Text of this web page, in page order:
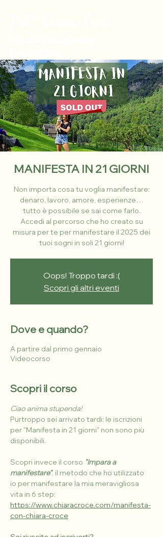
MANIFESTA IN 21 GIORNI
Non importa cosa tu voglia manifestare:
denaro, lavoro, amore, esperienze…
tutto è possibile se sai come farlo.
Accedi al percorso che ho creato su
misura per te per manifestare il 2025 dei
tuoi sogni in soli 21 giorni!
Oops! Troppo tardi :(
Scopri gli altri eventi
Dove e quando?
A partire dal primo gennaio
Videocorso
Scopri il corso
Ciao anima stupenda!
Purtroppo sei arrivato tardi: le iscrizioni
per "Manifesta in 21 giorni" non sono più
disponibili.
Scopri invece il corso "Impara a
manifestare", il metodo che ho utilizzato
io per manifestare la mia meravigliosa
vita in 6 step:
https://www.chiaracroce.com/manifesta-
con-chiara-croce